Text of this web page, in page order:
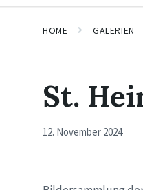
HOME GALERIEN
St.
12. November 2024